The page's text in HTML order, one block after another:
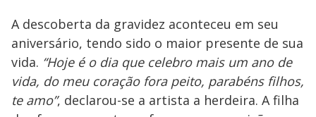
A descoberta da gravidez aconteceu em seu
aniversário, tendo sido o maior presente de sua
vida. “Hoje é o dia que celebro mais um ano de
vida, do meu coração fora peito, parabéns filhos,
te amo”, declarou-se a artista a herdeira. A filha